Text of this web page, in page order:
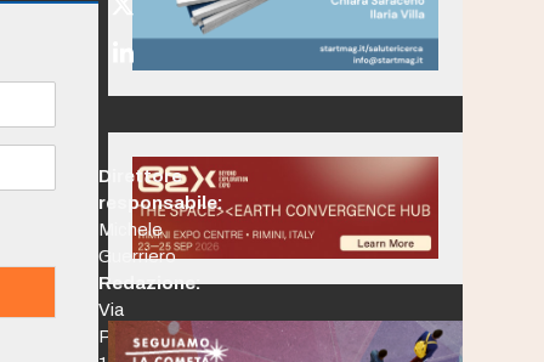
Twitter
(deprecated)
LinkedIn
Direttore
responsabile:
Michele
Guerriero
Redazione:
Via
Po,